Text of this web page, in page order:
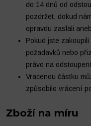
do 14 dnů od
pozdržet, dokud
opravdu zaslali
Pokud jste
požadavků nebo
právo na
Vracenou částku
způsobilo vrácení
Zboží na míru